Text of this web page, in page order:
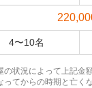
4〜10名
状況によって上記金
てからの時期と亡く